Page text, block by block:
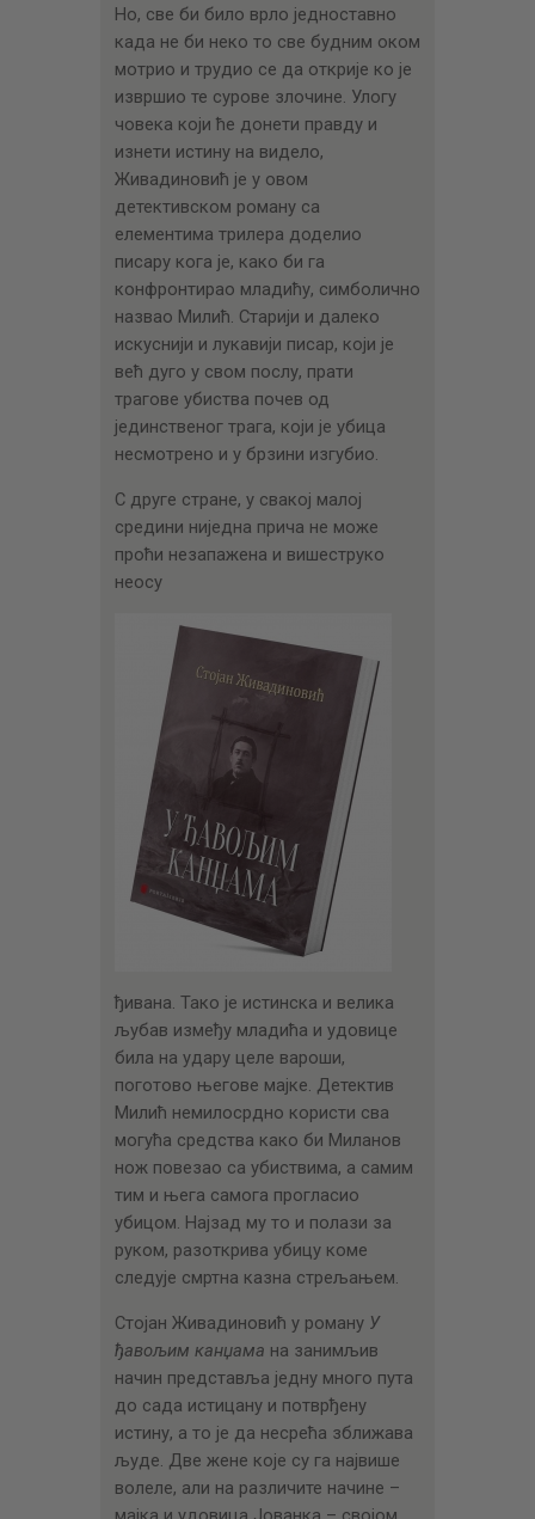
Но, све би било врло једноставно
када не би неко то све будним оком
мотрио и трудио се да открије ко је
извршио те сурове злочине. Улогу
човека који ће донети правду и
изнети истину на видело,
Живадиновић је у овом
детективском роману са
елементима трилера доделио
писару кога је, како би га
конфронтирао младићу, симболично
назвао Милић. Старији и далеко
искуснији и лукавији писар, који је
већ дуго у свом послу, прати
трагове убиства почев од
јединственог трага, који је убица
несмотрено и у брзини изгубио.
С друге стране, у свакој малој
средини ниједна прича не може
проћи незапажена и вишеструко
неосу
ђивана. Тако је истинска и велика
љубав између младића и удовице
била на удару целе вароши,
поготово његове мајке. Детектив
Милић немилосрдно користи сва
могућа средства како би Миланов
нож повезао са убиствима, а самим
тим и њега самога прогласио
убицом. Најзад му то и полази за
руком, разоткрива убицу коме
следује смртна казна стрељањем.
Стојан Живадиновић у роману У
ђавољим канџама на занимљив
начин представља једну много пута
до сада истицану и потврђену
истину, а то је да несрећа зближава
људе. Две жене које су га највише
волеле, али на различите начине –